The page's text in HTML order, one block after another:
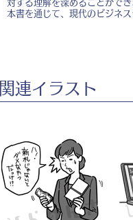
対する理解を深めることができ
本書を通じて、現代のビジネ
​関連イラスト